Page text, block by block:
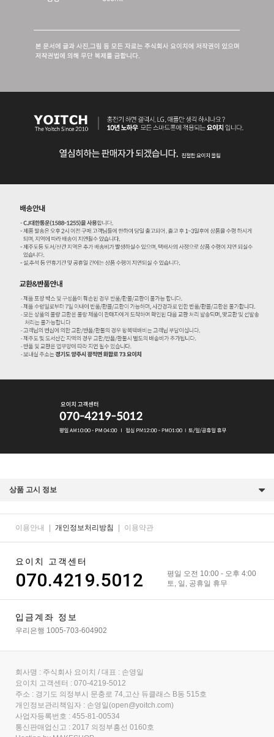
상품 고시 정보
이용안내 개인정보처리방침 이용약관
요이치 고객센터
070.4219.5012
평일 오전 10:00 - 오후 4:00
토, 일, 공휴일 휴무
입금계좌 정보
우리은행 1005-703-604902
회사명 : 주식회사 요이치 / 대표 : 손영일
요이치 고객센터 : 070-4219-5012
주소 : 경기도 의정부시 문충로 74,고산 듀클래스 B동 515호
개인정보관리책임자 : 손영일(open@yoitch.com)
사업자등록번호 : 455-81-00534
통신판매업신고 : 2017 의정부흥선 0160호